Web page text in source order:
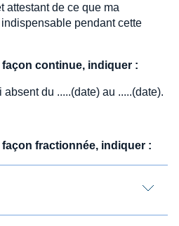
attestant de ce que ma
pendant cette
continue, indiquer :
du .....(date) au .....(date).
fractionnée, indiquer :